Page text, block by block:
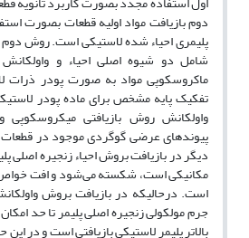
دوم بازیافت مواد اولیه قطعات بصورت
پلیمری احیاء شده لاستیکی است. روش دوم
شامل دو شیوه اصلی احیاء و
ماکروسکوپی مواد به صورت پودر
تفکیک پایه مشخص برای ماده پودر
واولکانش روش بازیافتی
پیوندهای عرضی گوگردی موجود در
دیگر در بازیافت بروش احیاء زنجیره اصلی
مکانیکی است، شکسته می‌شود و افت خواص
است. درحالیکه در بازیافت بروش
جرم مولکولی زنجیره اصلی پلیمر تا حد
بالاتر پلیمر لاستیکی بازیافتی است و در